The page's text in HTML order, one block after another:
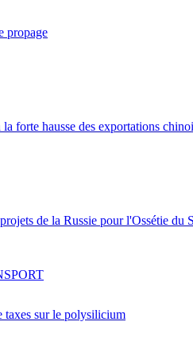
propage
forte hausse des exportations
de la Russie pour l'Ossétie du
taxes sur le polysilicium